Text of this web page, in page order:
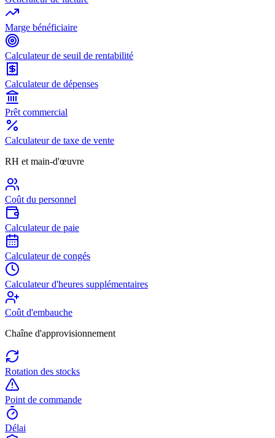
Marge bénéficiaire
Calculateur de seuil de rentabilité
Calculateur de dépenses
Prêt commercial
Calculateur de taxe de vente
RH et main-d'œuvre
Coût du personnel
Calculateur de paie
Calculateur de congés
Calculateur d'heures supplémentaires
Coût d'embauche
Chaîne d'approvisionnement
Rotation des stocks
Point de commande
Délai